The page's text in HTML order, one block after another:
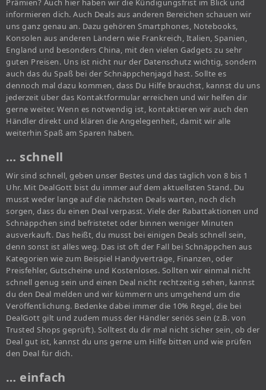
Prämien? Auch hier haben wir die Kündigungsfrist im Blick und
informieren dich. Auch Deals aus anderen Bereichen schauen wir
uns ganz genau an. Dazu gehören Smartphones, Notebooks,
Konsolen aus anderen Ländern wie Frankreich, Italien, Spanien,
England und besonders China, mit den vielen Gadgets zu sehr
guten Preisen. Uns ist nicht nur der Datenschutz wichtig, sondern
auch das du Spaß bei der Schnäppchenjagd hast. Sollte es
dennoch mal dazu kommen, dass Du Hilfe brauchst, kannst du uns
jederzeit über das Kontaktformular erreichen und wir helfen dir
gerne weiter. Wenn es notwendig ist, kontaktieren wir auch den
Händler direkt und klären die Angelegenheit, damit wir alle
weiterhin Spaß am Sparen haben.
… schnell
Wir sind schnell, geben unser Bestes und das täglich von 8 bis 1
Uhr. Mit DealGott bist du immer auf dem aktuellsten Stand. Du
musst weder lange auf die nächsten Deals warten, noch dich
sorgen, dass du einen Deal verpasst. Viele der Rabattaktionen und
Schnäppchen sind befristetet oder binnen weniger Minuten
ausverkauft. Das heißt, du musst bei einigen Deals schnell sein,
denn sonst ist alles weg. Das ist oft der Fall bei Schnäppchen aus
Kategorien wie zum Beispiel Handyverträge, Finanzen, oder
Preisfehler, Gutscheine und Kostenloses. Sollten wir einmal nicht
schnell genug sein und einen Deal nicht rechtzeitig sehen, kannst
du den Deal melden und wir kümmern uns umgehend um die
Veröffentlichung. Bedenke dabei immer die 10% Regel, die bei
DealGott gilt und zudem muss der Händler seriös sein (z.B. von
Trusted Shops geprüft). Solltest du dir mal nicht sicher sein, ob der
Deal gut ist, kannst du uns gerne um Hilfe bitten und wie prüfen
den Deal für dich.
… einfach